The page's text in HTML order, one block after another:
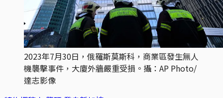
2023年7月30日，俄羅斯莫斯科，商業區發生無人
機襲擊事件，大廈外牆嚴重受損。攝：AP Photo/
達志影像